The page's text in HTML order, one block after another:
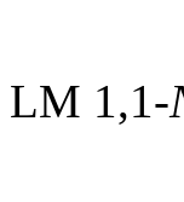
LM 1,1-